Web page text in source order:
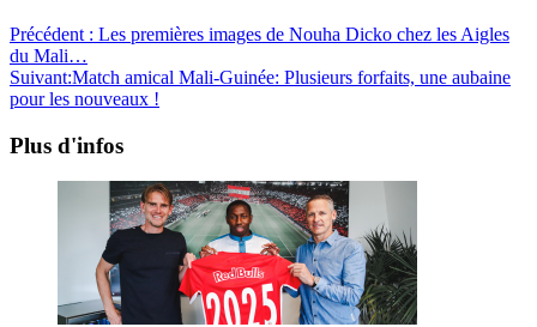
Précédent : Les premières images de Nouha Dicko chez les Aigles
du Mali…
Suivant:Match amical Mali-Guinée: Plusieurs forfaits, une aubaine
pour les nouveaux !
Plus d'infos